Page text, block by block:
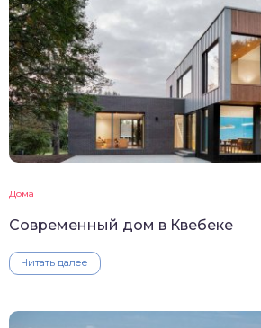
Дома
Современный дом в Квебеке
Читать далее